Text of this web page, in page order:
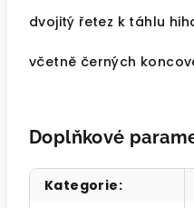
dvojitý řetez k táhlu
včetně černých
Doplňkové
Kategorie: